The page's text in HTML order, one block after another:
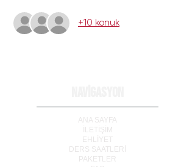
+10 konuk
ANA SAYFA
İLETİ Ş
EHLİYET
DERS SAATLERİ
PAKETLER